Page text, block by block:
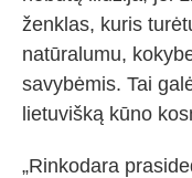
ženklas, kuris
natūralumu,
savybėmis. Tai
lietuvišką kūno
„Rinkodara